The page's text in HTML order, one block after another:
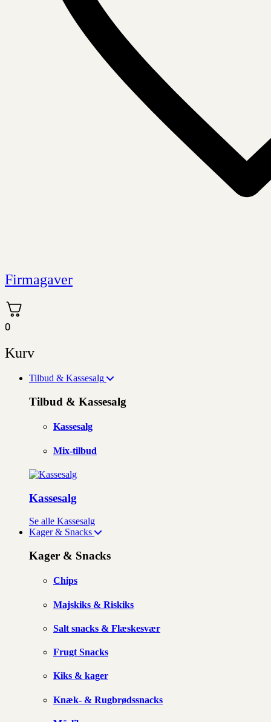
Firmagaver
0
Kurv
Tilbud & Kassesalg
Tilbud & Kassesalg
Kassesalg
Mix-tilbud
Kassesalg
Se alle Kassesalg
Kager & Snacks
Kager & Snacks
Chips
Majskiks & Riskiks
Salt snacks & Flæskesvær
Frugt Snacks
Kiks & kager
Knæk- & Rugbrødssnacks